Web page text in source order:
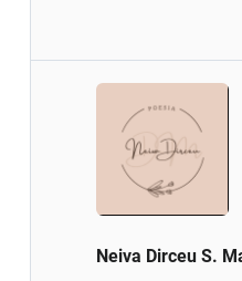
Neiva Dirceu S.